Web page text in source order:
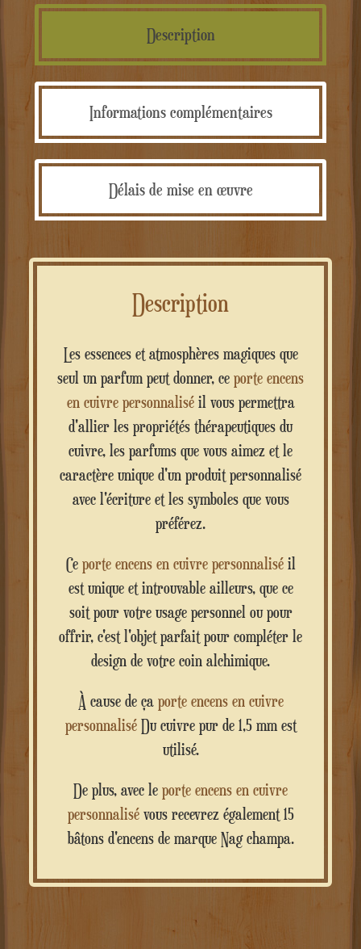
Description
Informations complémentaires
Délais de mise en œuvre
Description
Les essences et atmosphères magiques que
seul un parfum peut donner, ce porte encens
en cuivre personnaliséil vous permettra
d'allier les propriétés thérapeutiques du
cuivre, les parfums que vous aimez et le
caractère unique d'un produit personnalisé
avec l'écriture et les symboles que vous
préférez.
Ce porte encens en cuivre personnaliséil
est unique et introuvable ailleurs, que ce
soit pour votre usage personnel ou pour
offrir, c'est l'objet parfait pour compléter le
design de votre coin alchimique.
À cause de ça porte encens en cuivre
personnaliséDu cuivre pur de 1,5 mm est
utilisé.
De plus, avec le porte encens en cuivre
personnalisévous recevrez également 15
bâtons d'encens de marque Nag champa.